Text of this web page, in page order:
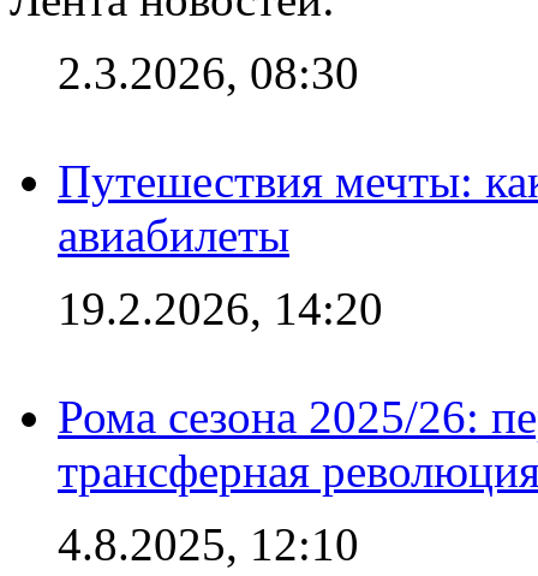
2.3.2026, 08:30
Путешествия мечты:
авиабилеты
19.2.2026, 14:20
Рома сезона 2025/26:
трансферная
4.8.2025, 12:10